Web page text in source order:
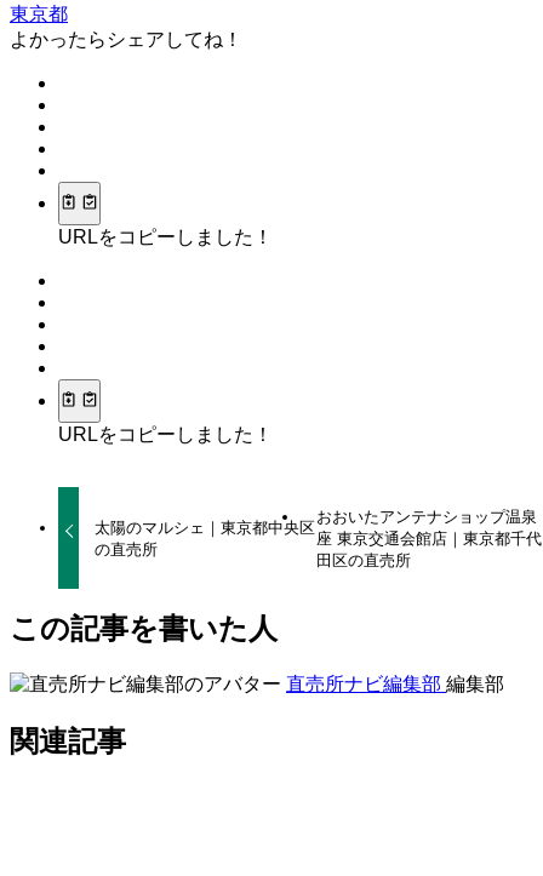
東京都
よかったらシェアしてね！
URLをコピーしました！
URLをコピーしました！
太陽のマルシェ｜東京都中央区
の直売所
おおいたアンテナショップ温泉
座 東京交通会館店｜東京都千代
田区の直売所
この記事を書いた人
直売所ナビ編集部 編集部
関連記事